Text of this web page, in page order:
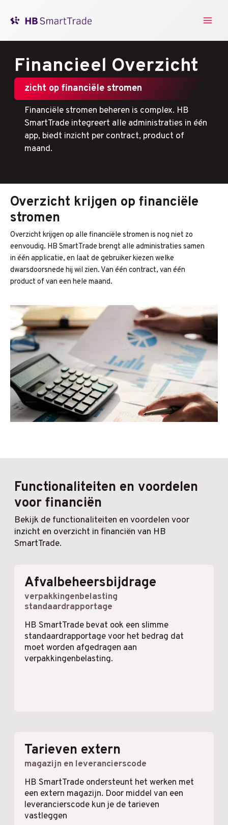
naar
Financieel Overzicht
zicht op financiële stromen
Financiële stromen beheren is complex. HB
SmartTrade integreert alle administraties in één
app, biedt inzicht per contract, product of
maand.
Overzicht krijgen op financiële
stromen
Overzicht krijgen op alle financiële stromen is nog niet zo
eenvoudig. HB SmartTrade brengt alle administraties samen
in één applicatie, en laat de gebruiker kiezen welke
dwarsdoorsnede hij wil zien. Van één contract, van één
product of van een hele maand.
Functionaliteiten en voordelen
voor financiën
Bekijk de functionaliteiten en voordelen voor
inzicht en overzicht in financiën van HB
SmartTrade.
Afvalbeheersbijdrage
verpakkingenbelasting
standaardrapportage
HB SmartTrade bevat ook een slimme
standaardrapportage voor het bedrag dat
moet worden afgedragen aan
verpakkingenbelasting.
Tarieven extern
magazijn en leverancierscode
HB SmartTrade ondersteunt het werken met
een extern magazijn. Door middel van een
leverancierscode kun je de tarieven
vastleggen